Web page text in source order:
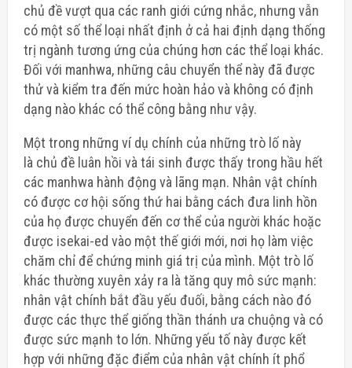
chủ đề vượt qua các ranh giới cứng nhắc, nhưng vẫn
có một số thể loại nhất định ở cả hai định dạng thống
trị ngành tương ứng của chúng hơn các thể loại khác.
Đối với manhwa, những câu chuyển thể này đã được
thử và kiểm tra đến mức hoàn hảo và không có định
dạng nào khác có thể công bằng như vậy.
Một trong những ví dụ chính của những trò lố này
là chủ đề luân hồi và tái sinh được thấy trong hầu hết
các manhwa hành động và lãng mạn. Nhân vật chính
có được cơ hội sống thứ hai bằng cách đưa linh hồn
của họ được chuyển đến cơ thể của người khác hoặc
được isekai-ed vào một thế giới mới, nơi họ làm việc
chăm chỉ để chứng minh giá trị của mình. Một trò lố
khác thường xuyên xảy ra là tăng quy mô sức mạnh:
nhân vật chính bắt đầu yếu đuối, bằng cách nào đó
được các thực thể giống thần thánh ưa chuộng và có
được sức mạnh to lớn. Những yếu tố này được kết
hợp với những đặc điểm của nhân vật chính ít phổ